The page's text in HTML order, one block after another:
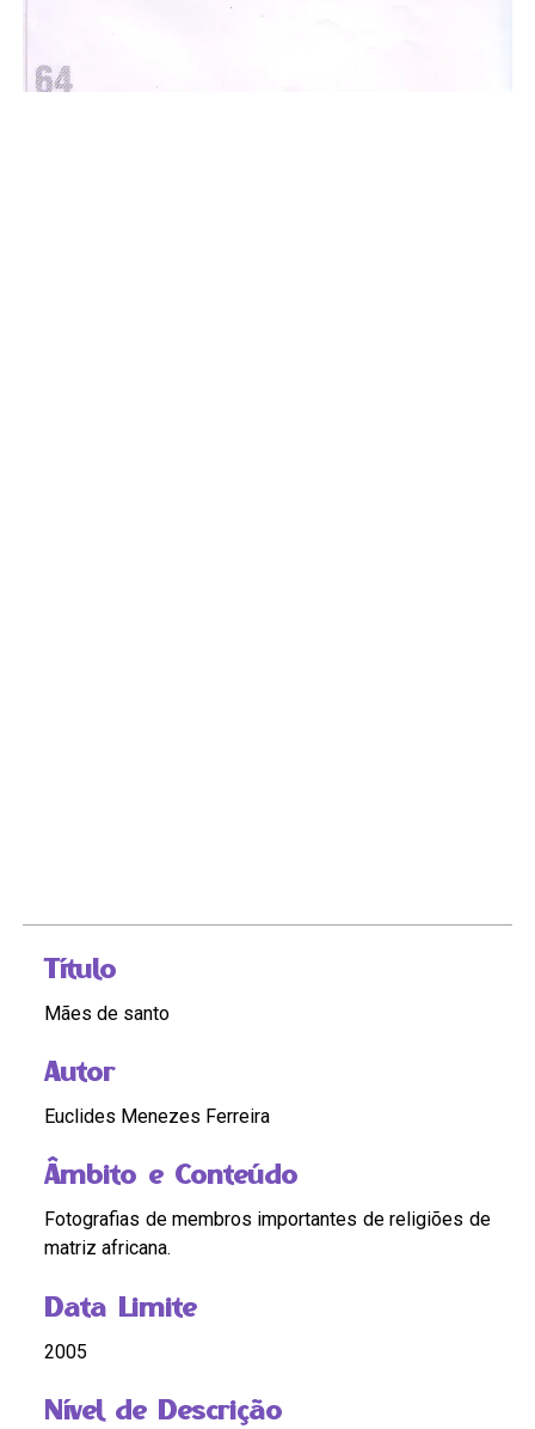
Título
Mães de santo
Autor
Euclides Menezes Ferreira
Âmbito e Conteúdo
Fotografias de membros importantes de religiões de
matriz africana.
Data Limite
2005
Nível de Descrição